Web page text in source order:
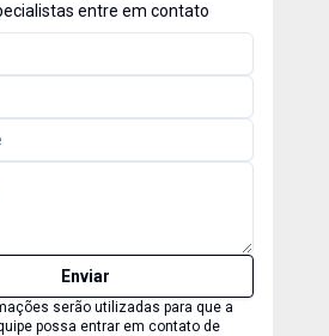
entre em contato
Enviar
serão utilizadas para que a
possa entrar em contato de